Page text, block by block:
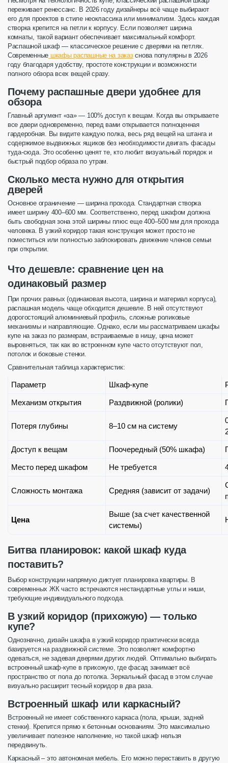
переживает ренессанс. В 2026 году дизайнеры всё чаще выбирают
его для проектов в стиле неоклассика или минимализм. Здесь каждая
створкакрепится на петли к корпусу. Если позволяет ширина
комнаты, такой вариант обеспечивает максимальный комфорт.
Распашной шкаф — классическое решение с дверями на петлях.
Современные шкафы распашные на заказснова популярны в 2026
году благодаря удобству, простоте конструкции и возможности
полного обзора всех вещей сразу.
Почему распашные двери удобнее для
обзора
Главный аргумент «за» — 100% доступ к вещам. Когда вы открываете
все двери одновременно, перед вами открывается полноценная
гардеробная. Вы видите каждую полка, весь ряд вещей на штангаи
содержимое выдвижных ящиков без необходимости двигать фасады
туда-сюда. Это особенно ценят те, кто любит визуальный порядок и
быстрый подбор образа по утрам.
Сколько места нужно для открытия
дверей
Основное ограничение — ширинапрохода. Стандартная створка
имеет ширину 400–600 мм. Соответственно, перед шкафом должна
быть свободная зона этой ширины плюс еще 400–500 мм для прохода
человека. В узкийкоридортакая конструкция может просто не
поместиться или полностью заблокировать движение членов семьи
при открытии.
Что дешевле: сравнение цен на
одинаковый размер
При прочих равных (одинаковая высота, ширинаи материал корпуса),
распашная модель чаще обходится дешевле. В ней отсутствуют
дорогостоящий алюминиевый профиль, сложные роликовые
механизмы и направляющие. Однако, если мы рассматриваем шкафы
купе на заказ по размерам, встраиваемые в нишу, цена может
выровняться, так как во встроенном купе часто отсутствуют пол,
потолок и боковые стенки.
Сравнительная таблица характеристик:
Параметр Шкаф-купе
Механизм открытия Раздвижной (ролики)
Потеря глубины 8–10 см на систему
Доступ к вещам Поочередный (50% шкафа)
Место перед шкафом Не требуется
Сложность монтажа Средняя (зависит от задачи)
Цена
Выше (за счет качественной
системы)
Битва планировок: какой шкаф куда
поставить?
Выбор конструкции напрямую диктует планировка квартиры. В
современных ЖК часто встречаются нестандартные углы и ниши,
требующие индивидуального подхода.
В узкий коридор (прихожую) — только
купе?
Однозначно, дизайн шкафа в узкий коридорпрактически всегда
базируется на раздвижной системе. Это позволяет комфортно
одеваться, не задевая дверями других людей. Оптимально выбирать
встроенный шкаф-купе в прихожую, где фасад занимает всё
пространство от пола до потолка. Зеркальный фасадв этом случае
визуально расширит тесныйкоридорв два раза.
Встроенный шкаф или каркасный?
Встроенныйне имеет собственного каркаса (пола, крыши, задней
стенки). Крепится прямо к бетонным основаниям. Это максимально
увеличивает полезное наполнение, но такой шкаф нельзя
передвинуть.
Каркасный– это автономная мебель. Его можно переставить в другую